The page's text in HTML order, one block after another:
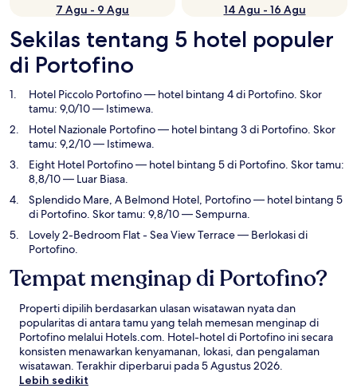
7 Agu - 9 Agu
14 Agu - 16 Agu
Sekilas tentang 5 hotel populer
di Portofino
Hotel Piccolo Portofino— hotel bintang 4 di Portofino. Skor
tamu: 9,0/10 — Istimewa.
Hotel Nazionale Portofino— hotel bintang 3 di Portofino. Skor
tamu: 9,2/10 — Istimewa.
Eight Hotel Portofino— hotel bintang 5 di Portofino. Skor tamu:
8,8/10 — Luar Biasa.
Splendido Mare, A Belmond Hotel, Portofino— hotel bintang 5
di Portofino. Skor tamu: 9,8/10 — Sempurna.
Lovely 2-Bedroom Flat - Sea View Terrace— Berlokasi di
Portofino.
Tempat menginap di Portofino?
Properti dipilih berdasarkan ulasan wisatawan nyata dan
popularitas di antara tamu yang telah memesan menginap di
Portofino melalui Hotels.com. Hotel-hotel di Portofino ini secara
konsisten menawarkan kenyamanan, lokasi, dan pengalaman
wisatawan. Terakhir diperbarui pada5 Agustus 2026.
Lebih sedikit